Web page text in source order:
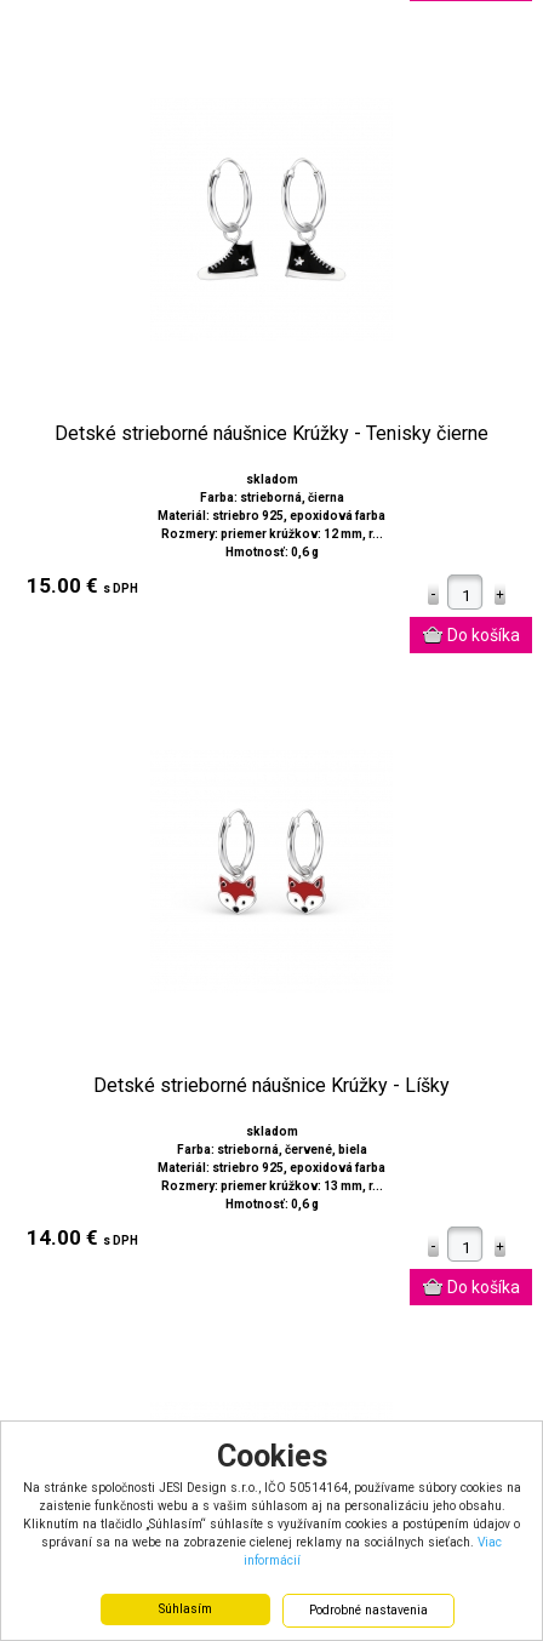
Cookies
Na stránke spoločnosti JESI Design s.r.o., IČO 50514164, používame súbory cookies na
zaistenie funkčnosti webu a s vašim súhlasom aj na personalizáciu jeho obsahu.
Kliknutím na tlačidlo „Súhlasím“ súhlasíte s využívaním cookies a postúpením údajov o
správaní sa na webe na zobrazenie cielenej reklamy na sociálnych sieťach. Viac
informácií
Súhlasím Podrobné nastavenia
Detské strieborné náušnice Krúžky - Tenisky čierne
skladom
Farba: strieborná, čierna
Materiál: striebro 925, epoxidová farba
Rozmery: priemer krúžkov: 12 mm, r...
Hmotnosť: 0,6 g
15.00 € s DPH
Detské strieborné náušnice Krúžky - Líšky
skladom
Farba: strieborná, červené, biela
Materiál: striebro 925, epoxidová farba
Rozmery: priemer krúžkov: 13 mm, r...
Hmotnosť: 0,6 g
14.00 € s DPH